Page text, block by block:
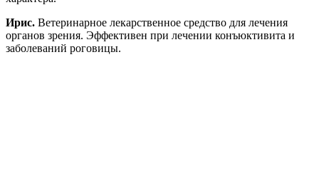
Ирис. Ветеринарное лекарственное средство для лечения
органов зрения. Эффективен при лечении конъюктивита и
заболеваний роговицы.